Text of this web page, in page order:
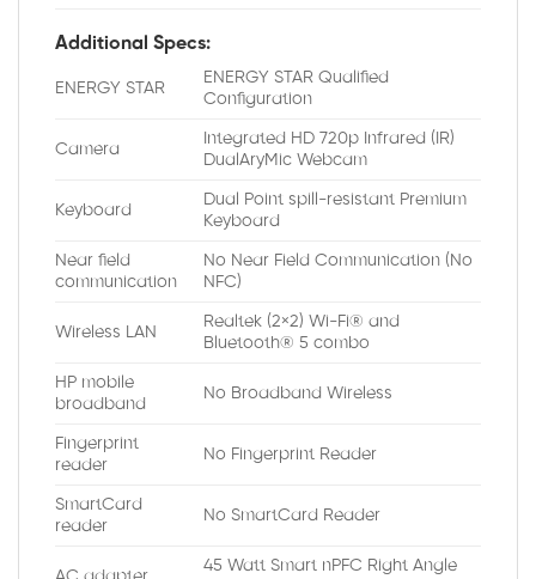
Additional Specs:
ENERGY STAR
ENERGY STAR Qualified
Configuration
Camera
Integrated HD 720p Infrared (IR)
DualAryMic Webcam
Keyboard
Dual Point spill-resistant Premium
Keyboard
Near field
communication
No Near Field Communication (No
NFC)
Wireless LAN
Realtek (2×2) Wi-Fi® and
Bluetooth® 5 combo
HP mobile
broadband
No Broadband Wireless
Fingerprint
reader
No Fingerprint Reader
SmartCard
reader
No SmartCard Reader
45 Watt Smart nPFC Right Angle